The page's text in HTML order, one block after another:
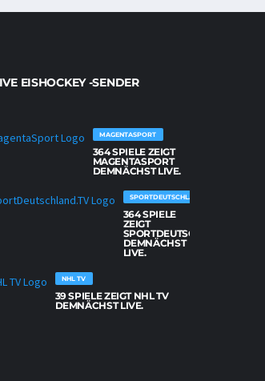
BREMERHAVEN
EISHOCKEY -SENDER
MAGENTASPORT
364 SPIELE ZEIGT
MAGENTASPORT
DEMNÄCHST LIVE.
SPORTDEUTSCHLAND.TV
364 SPIELE
ZEIGT
SPORTDEUTSCHLAND.TV
DEMNÄCHST
LIVE.
NHL TV
39 SPIELE ZEIGT NHL TV
DEMNÄCHST LIVE.